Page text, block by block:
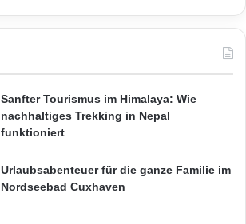
Sanfter Tourismus im Himalaya: Wie
nachhaltiges Trekking in Nepal
funktioniert
Urlaubsabenteuer für die ganze Familie im
Nordseebad Cuxhaven